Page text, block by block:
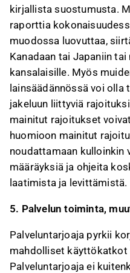
kirjallista suostumusta.
raporttia
muodossa luovuttaa,
Kanadaan tai Japaniin
kansalaisille. Myös
lainsäädännössä voi
jakeluun liittyviä
mainitut rajoitukset
huomioon mainitut
noudattamaan kulloinkin
määräyksiä ja ohjeita
laatimista ja levittämistä.
5. Palvelun toiminta,
Palveluntarjoaja pyrkii
mahdolliset käyttökatkot
Palveluntarjoaja ei